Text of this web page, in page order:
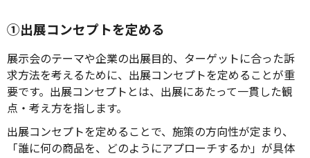
①出展コンセプトを定める
展示会のテーマや企業の出展目的、ターゲットに合った訴
求方法を考えるために、出展コンセプトを定めることが重
要です。出展コンセプトとは、出展にあたって一貫した観
点・考え方を指します。
出展コンセプトを定めることで、施策の方向性が定まり、
「誰に何の商品を、どのようにアプローチするか」が具体